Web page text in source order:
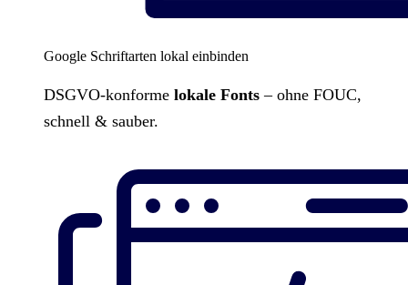
Google Schriftarten lokal einbinden
DSGVO-konforme lokale Fonts – ohne FOUC,
schnell & sauber.